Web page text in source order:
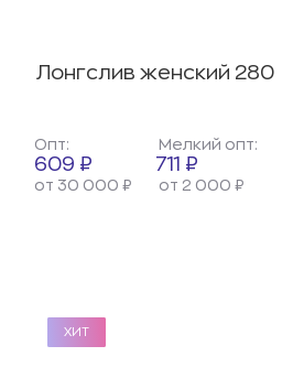
Лонгслив женский 280
Опт: Мелкий опт:
609 ₽ 711 ₽
от 30 000 ₽ от 2 000 ₽
ХИТ
ХИТ